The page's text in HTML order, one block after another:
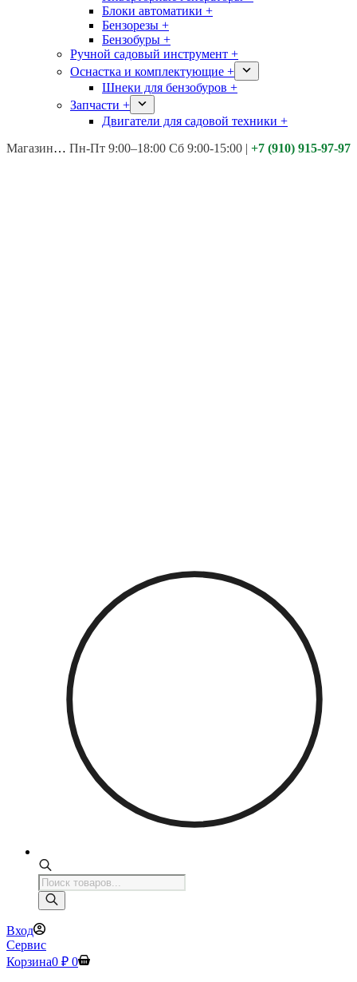
Блоки автоматики +
Бензорезы +
Бензобуры +
Ручной садовый инструмент +
Оснастка и комплектующие +
Шнеки для бензобуров +
Запчасти +
Двигатели для садовой техники +
Магазины: Калуга ул. Московская д.113
Пн-Пт 9:00–18:00 Сб 9:00-15:00 | +7 (910) 915-97-97
Поиск
товаров
Вход
Сервис
Корзина0 ₽ 0